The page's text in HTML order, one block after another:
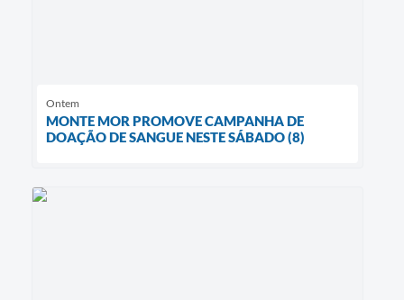
Ontem
MONTE MOR PROMOVE CAMPANHA DE
DOAÇÃO DE SANGUE NESTE SÁBADO (8)